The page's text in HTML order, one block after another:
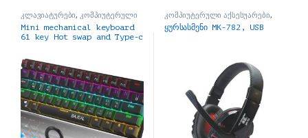
კლავიატურები, კომპიუტერული
აქსესუარები
Mini mechanical keyboard
61 key Hot swap and Type-c
კომპიუტერული აქსესუარები,
ყურსასმენები
ყურსასმენი MK-782, USB